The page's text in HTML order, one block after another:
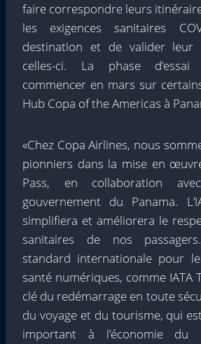
faire correspondre leurs
les exigences sanitaires
destination et de valider leur
celles-ci. La phase
commencer en mars sur
Hub Copa of the Americas à
«Chez Copa Airlines, nous
pionniers dans la mise en œuvre
Pass, en collaboration
gouvernement du Panama.
simplifiera et améliorera le
sanitaires de nos
standard internationale pour
santé numériques, comme IATA
clé du redémarrage en toute
du voyage et du tourisme, qui
important à l’économie du